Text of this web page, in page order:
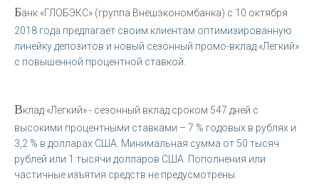
Банк «ГЛОБЭКС» (группа Внешэкономбанка) с 10 октября
2018 года предлагает своим клиентам оптимизированную
линейку депозитов и новый сезонный промо-вклад «Легкий»
с повышенной процентной ставкой.
Вклад «Легкий» - сезонный вклад сроком 547 дней с
высокими процентными ставками – 7 % годовых в рублях и
3,2 % в долларах США. Минимальная сумма от 50 тысяч
рублей или 1 тысячи долларов США. Пополнения или
частичные изъятия средств не предусмотрены.